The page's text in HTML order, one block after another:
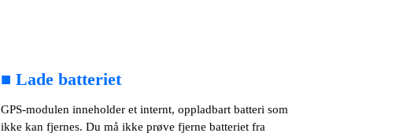
■ Lade batteriet
GPS-modulen inneholder et internt, oppladbart batteri som
ikke kan fjernes. Du må ikke prøve fjerne batteriet fra